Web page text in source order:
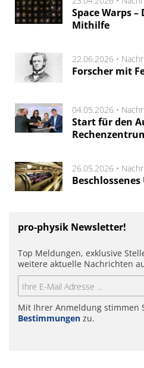
Space Warps
Mithilfe
22.06.2026 •
Forscher mit
04.05.2026 •
Start für den
26.05.2026 •
pro-physik Newsletter!
Top Meldungen, exklusive
weitere aktuelle Nachrichten
Mit Ihrer Anmeldung stimmen
Bestimmungen zu.